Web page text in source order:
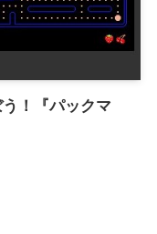
！『パックマ